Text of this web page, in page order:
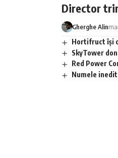
Director
Gherghe Alin
Hortifruct își
SkyTower
Red Power
Numele